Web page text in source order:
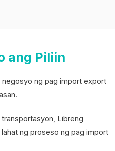
ang Piliin
ng pag import export
Libreng
ng proseso ng pag import